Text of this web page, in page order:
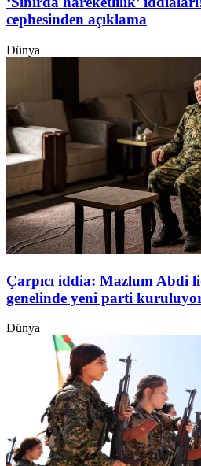
cephesinden açıklama
Dünya
Çarpıcı iddia: Mazlum Abdi
genelinde yeni parti
Dünya